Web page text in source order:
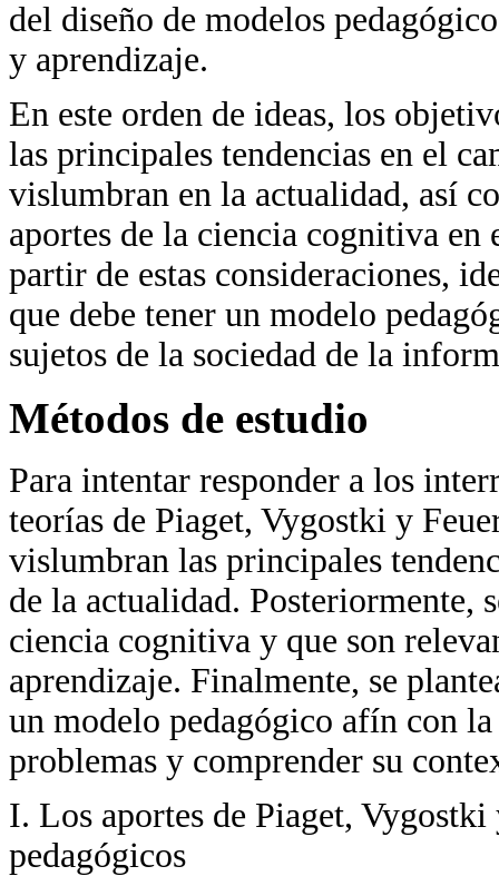
del diseño de modelos
y aprendizaje.
En este orden de ideas, los
las principales tendencias en el
vislumbran en la actualidad, así
aportes de la ciencia cognitiva
partir de estas consideraciones,
que debe tener un modelo
sujetos de la sociedad de la
Métodos de estudio
Para intentar responder a los
teorías de Piaget, Vygostki y
vislumbran las principales
de la actualidad. Posteriormente,
ciencia cognitiva y que son
aprendizaje. Finalmente, se
un modelo pedagógico afín con
problemas y comprender su
I. Los aportes de Piaget,
pedagógicos